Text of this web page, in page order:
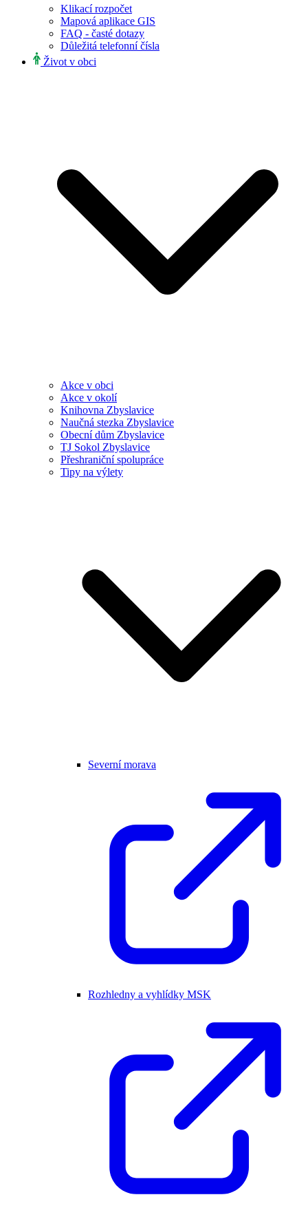
Klikací rozpočet
Mapová aplikace GIS
FAQ - časté dotazy
Důležitá telefonní čísla
Život v obci
Akce v obci
Akce v okolí
Knihovna Zbyslavice
Naučná stezka Zbyslavice
Obecní dům Zbyslavice
TJ Sokol Zbyslavice
Přeshraniční spolupráce
Tipy na výlety
Severní morava
Rozhledny a vyhlídky MSK